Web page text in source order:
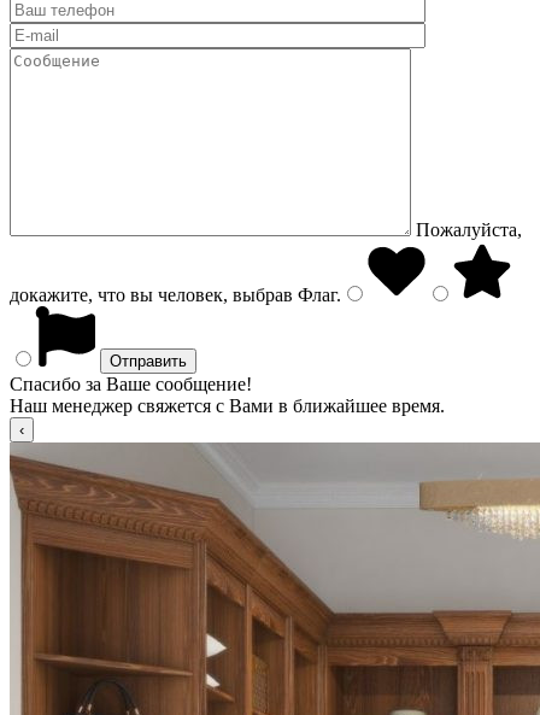
Пожалуйста,
докажите, что вы человек, выбрав Флаг.
Спасибо за Ваше сообщение!
Наш менеджер свяжется с Вами в ближайшее время.